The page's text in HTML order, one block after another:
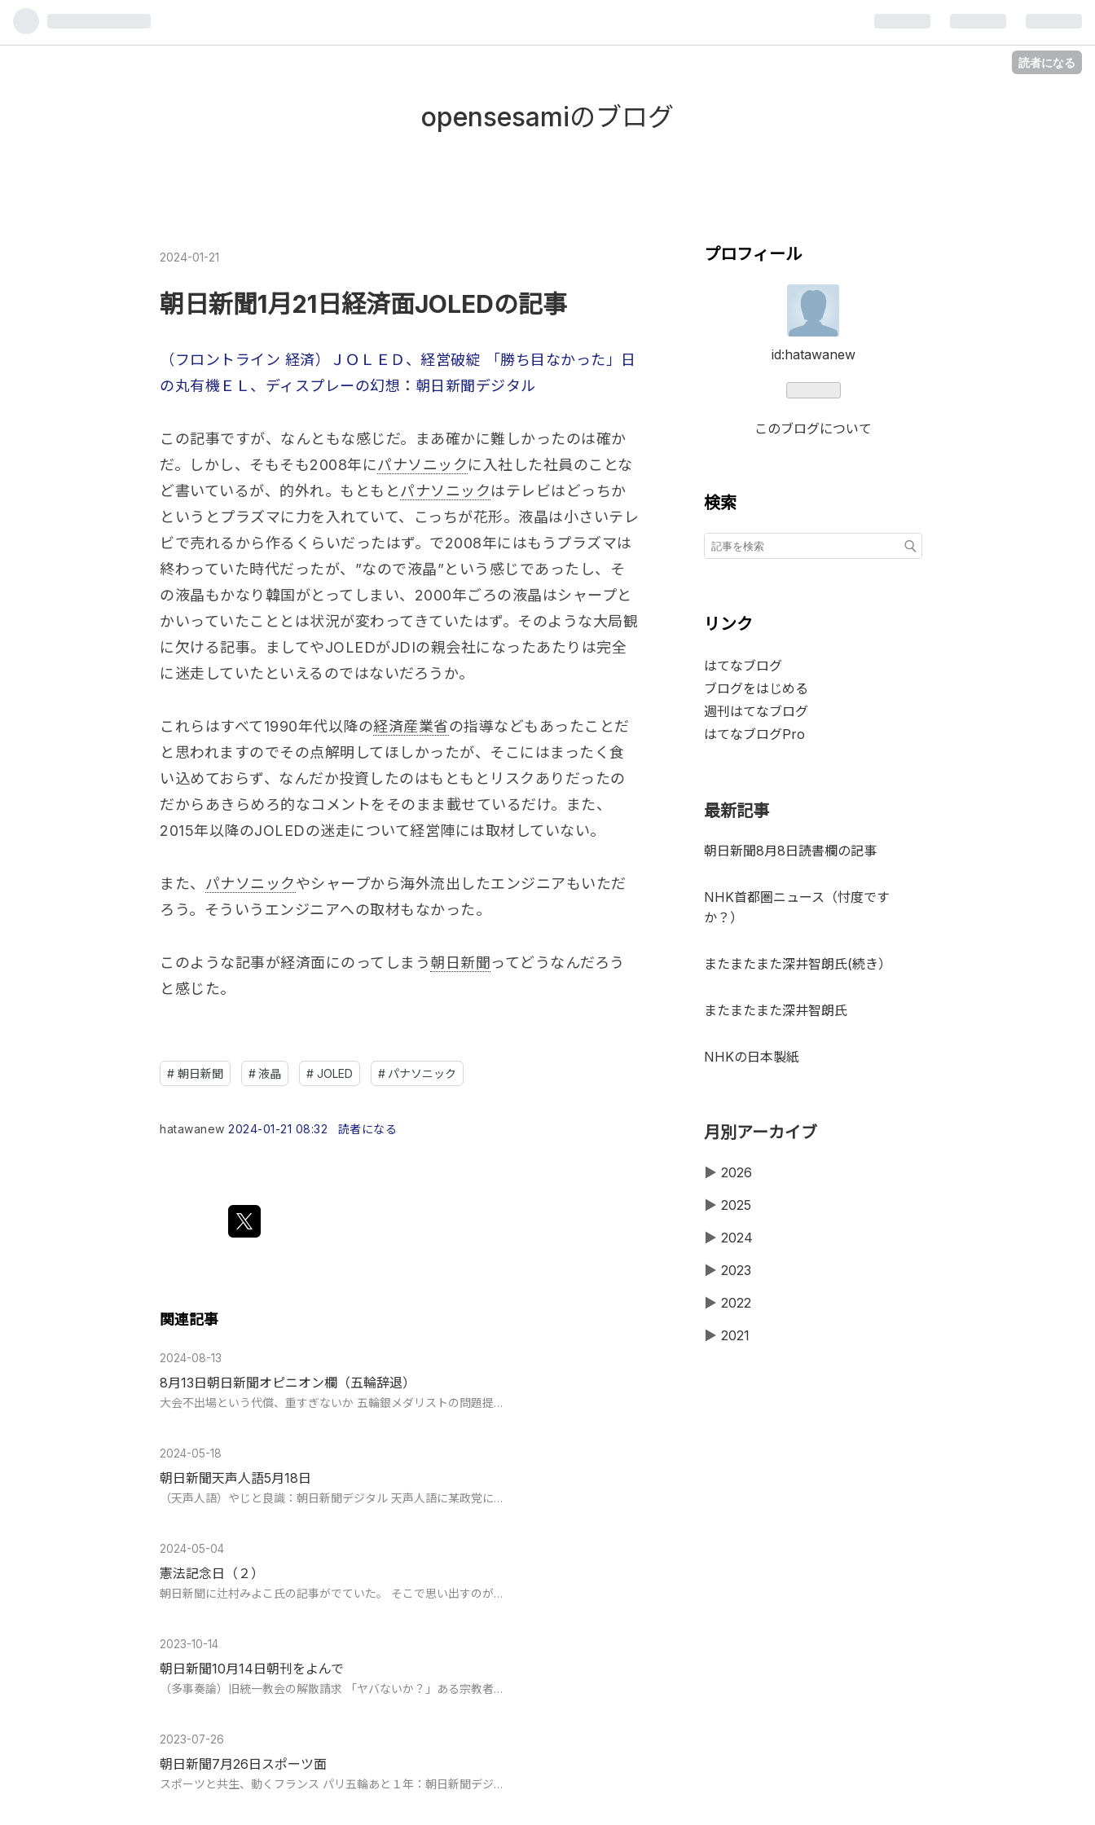
読者になる
opensesamiのブログ
2024-01-21
朝日新聞1月21日経済面JOLEDの記事
（フロントライン 経済）ＪＯＬＥＤ、経営破綻 「勝ち目なかった」日
の丸有機ＥＬ、ディスプレーの幻想：朝日新聞デジタル
この記事ですが、なんともな感じだ。まあ確かに難しかったのは確か
だ。しかし、そもそも2008年にパナソニックに入社した社員のことな
ど書いているが、的外れ。もともとパナソニックはテレビはどっちか
というとプラズマに力を入れていて、こっちが花形。液晶は小さいテレ
ビで売れるから作るくらいだったはず。で2008年にはもうプラズマは
終わっていた時代だったが、”なので液晶”という感じであったし、そ
の液晶もかなり韓国がとってしまい、2000年ごろの液晶はシャープと
かいっていたこととは状況が変わってきていたはず。そのような大局観
に欠ける記事。ましてやJOLEDがJDIの親会社になったあたりは完全
に迷走していたといえるのではないだろうか。
これらはすべて1990年代以降の経済産業省の指導などもあったことだ
と思われますのでその点解明してほしかったが、そこにはまったく食
い込めておらず、なんだか投資したのはもともとリスクありだったの
だからあきらめろ的なコメントをそのまま載せているだけ。また、
2015年以降のJOLEDの迷走について経営陣には取材していない。
また、 パナソニックやシャープから海外流出したエンジニアもいただ
ろう。そういうエンジニアへの取材もなかった。
このような記事が経済面にのってしまう朝日新聞 ってどうなんだろう
と感じた。
# 朝日新聞 # 液晶 # JOLED # パナソニック
hatawanew 2024-01-21 08:32 読者になる
関連記事
2024-08-13
8月13日朝日新聞オピニオン欄（五輪辞退）
大会不出場という代償、重すぎないか 五輪銀メダリストの問題提…
2024-05-18
朝日新聞天声人語5月18日
（天声人語）やじと良識：朝日新聞デジタル 天声人語に某政党に…
2024-05-04
憲法記念日（２）
朝日新聞に辻村みよこ氏の記事がでていた。 そこで思い出すのが…
2023-10-14
朝日新聞10月14日朝刊をよんで
（多事奏論）旧統一教会の解散請求 「ヤバないか？」ある宗教者…
2023-07-26
朝日新聞7月26日スポーツ面
スポーツと共生、動くフランス パリ五輪あと１年：朝日新聞デジ…
プロフィール
id:hatawanew
このブログについて
検索
リンク
はてなブログ
ブログをはじめる
週刊はてなブログ
はてなブログPro
最新記事
朝日新聞8月8日読書欄の記事
NHK首都圏ニュース（忖度です
か？）
またまたまた深井智朗氏(続き）
またまたまた深井智朗氏
NHKの日本製紙
月別アーカイブ
▶ 2026
▶ 2025
▶ 2024
▶ 2023
▶ 2022
▶ 2021